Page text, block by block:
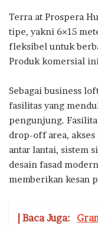
Terra at Prospera
tipe, yakni 6×15
fleksibel untuk
Produk komersial
Sebagai business
fasilitas yang
pengunjung.
drop-off area,
antar lantai, sistem
desain fasad
memberikan kesan
| Baca Juga: